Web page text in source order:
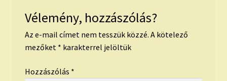
Vélemény, hozzászólás?
Az e-mail címet nem tesszük közzé. A kötelező
mezőket * karakterrel jelöltük
Hozzászólás *